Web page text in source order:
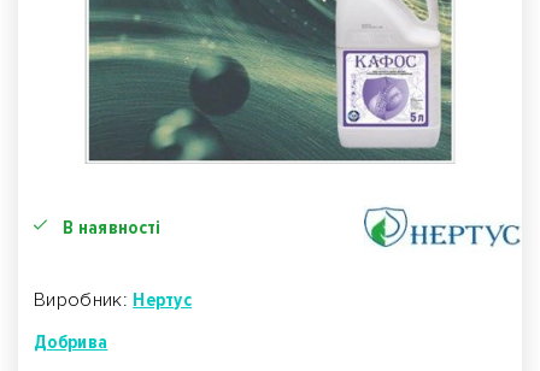
В наявності
Виробник: Нертус
Добрива